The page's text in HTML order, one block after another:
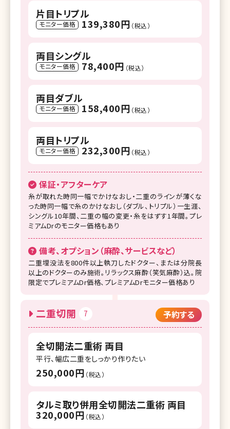
片目トリプル
モニター価格 139,380円 （税込）
両目シングル
モニター価格 78,400円 （税込）
両目ダブル
モニター価格 158,400円 （税込）
両目トリプル
モニター価格 232,300円 （税込）
保証・アフターケア
糸が取れた時同一幅でかけなおし・二重のラインが薄くな
った時同一幅で糸のかけなおし（ダブル、トリプル）一生涯、
シングル10年間、二重の幅の変更・糸をはずす1年間。プレ
ミアムDrのモニター価格もあり
備考、オプション（麻酔、サービスなど）
二重埋没法を800件以上執刀したドクター、または分院長
以上のドクターのみ施術。リラックス麻酔（笑気麻酔）込。院
限定でプレミアムDr価格、プレミアムDrモニター価格あり
二重切開 7 予約する
全切開法二重術 両目
平行、幅広二重をしっかり作りたい
250,000円 （税込）
タルミ取り併用全切開法二重術 両目
320,000円 （税込）